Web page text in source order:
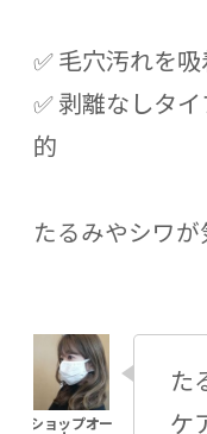
✅ 毛穴汚れを
✅ 剥離なしタ
的
たるみやシワ
た
ケ